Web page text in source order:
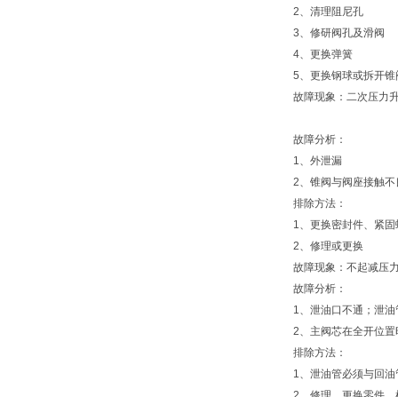
2、清理阻尼孔
3、修研阀孔及滑阀
4、更换弹簧
5、更换钢球或拆开锥
故障现象：二次压力
故障分析：
1、外泄漏
2、锥阀与阀座接触不
排除方法：
1、更换密封件、紧
2、修理或更换
故障现象：不起减压
故障分析：
1、泄油口不通；泄
2、主阀芯在全开位置
排除方法：
1、泄油管必须与回